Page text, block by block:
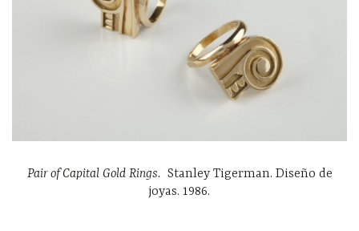
Pair of Capital Gold Rings. Stanley Tigerman. Diseño de
joyas. 1986.